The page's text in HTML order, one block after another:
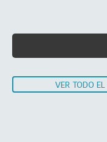
VER TODO